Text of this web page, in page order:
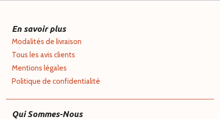
En savoir plus
Modalités de livraison
Tous les avis clients
Mentions légales
Politique de confidentialité
Qui Sommes-Nous